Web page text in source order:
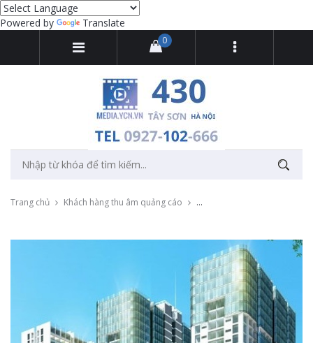
Powered by Translate
0
Trang chủ Khách hàng thu âm quảng cáo Thu âm quảng cáo dự án